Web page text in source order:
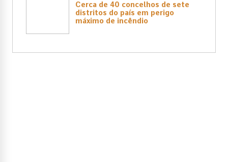
Cerca de 40 concelhos de sete
distritos do país em perigo
máximo de incêndio